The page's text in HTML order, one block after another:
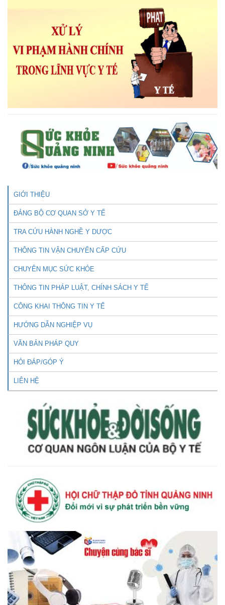
GIỚI THIỆU
ĐẢNG BỘ CƠ QUAN SỞ Y TẾ
TRA CỨU HÀNH NGHỀ Y DƯỢC
THÔNG TIN VẬN CHUYỂN CẤP CỨU
CHUYÊN MỤC SỨC KHỎE
THÔNG TIN PHÁP LUẬT, CHÍNH SÁCH Y TẾ
CÔNG KHAI THÔNG TIN Y TẾ
HƯỚNG DẪN NGHIỆP VỤ
VĂN BẢN PHÁP QUY
HỎI ĐÁP/GÓP Ý
LIÊN HỆ